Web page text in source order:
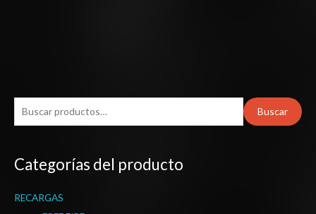
u
c
r
Buscar
Categorías del producto
RECARGAS